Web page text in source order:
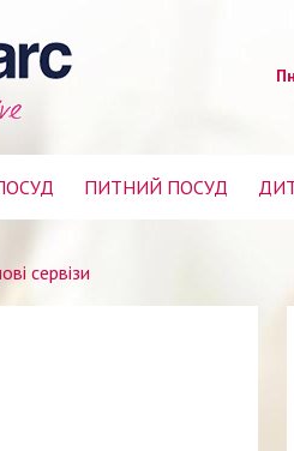
ПИТНИЙ ПОСУД
сервізи